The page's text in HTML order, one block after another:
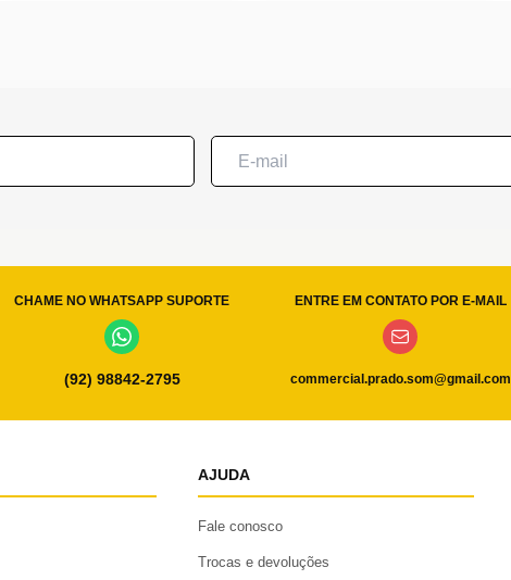
CHAME NO WHATSAPP SUPORTE
(92) 98842-2795
ENTRE EM CONTATO POR E-MAIL
commercial.prado.som@gmail.com
AJUDA
Fale conosco
Trocas e devoluções